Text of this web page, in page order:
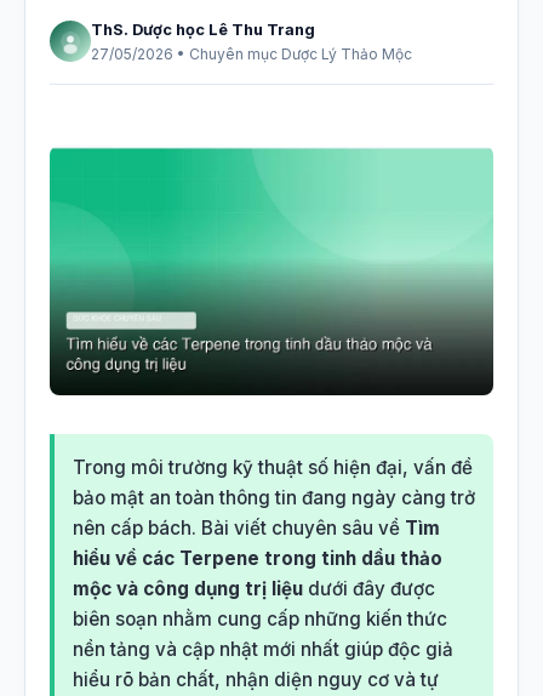
ThS. Dược học Lê Thu Trang
27/05/2026 • Chuyên mục Dược Lý Thảo Mộc
Trong môi trường kỹ thuật số hiện đại, vấn đề
bảo mật an toàn thông tin đang ngày càng trở
nên cấp bách. Bài viết chuyên sâu về Tìm
hiểu về các Terpene trong tinh dầu thảo
mộc và công dụng trị liệu dưới đây được
biên soạn nhằm cung cấp những kiến thức
nền tảng và cập nhật mới nhất giúp độc giả
hiểu rõ bản chất, nhận diện nguy cơ và tự